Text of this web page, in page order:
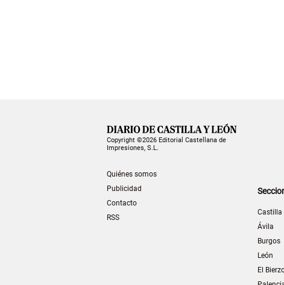
Copyright ©2026 Editorial Castellana de
Impresiones, S.L.
Quiénes somos
Publicidad
Contacto
RSS
Castilla
Ávila
Burgos
León
El